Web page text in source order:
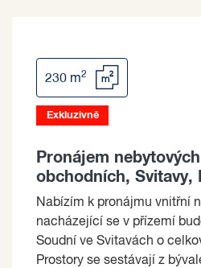
230 m2
Exkluzivně
Pronájem
obchodních, Svitavy,
Nabízím k pronájmu vnitřní
nacházející se v přízemí
Soudní ve Svitavách o
Prostory se sestávají z